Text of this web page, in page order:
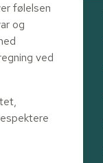
følelsen
og
ved